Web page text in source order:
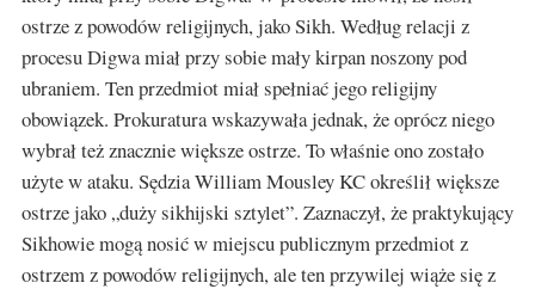
ostrze z powodów religijnych, jako Sikh. Według relacji z
procesu Digwa miał przy sobie mały kirpan noszony pod
ubraniem. Ten przedmiot miał spełniać jego religijny
obowiązek. Prokuratura wskazywała jednak, że oprócz niego
wybrał też znacznie większe ostrze. To właśnie ono zostało
użyte w ataku. Sędzia William Mousley KC określił większe
ostrze jako „duży sikhijski sztylet”. Zaznaczył, że praktykujący
Sikhowie mogą nosić w miejscu publicznym przedmiot z
ostrzem z powodów religijnych, ale ten przywilej wiąże się z